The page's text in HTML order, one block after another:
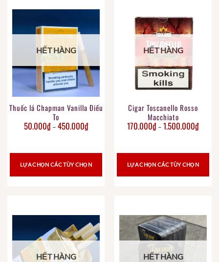
HẾT HÀNG
Thuốc lá Chapman Vanilla Điếu
To
50.000₫ – 450.000₫
LỰA CHỌN CÁC TÙY CHỌN
HẾT HÀNG
Cigar Toscanello Rosso
Macchiato
170.000₫ – 1.500.000₫
LỰA CHỌN CÁC TÙY CHỌN
HẾT HÀNG HẾT HÀNG